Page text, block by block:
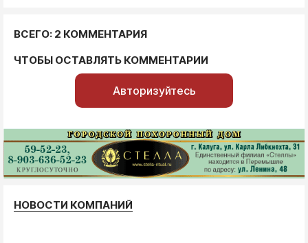
ВСЕГО: 2 КОММЕНТАРИЯ
ЧТОБЫ ОСТАВЛЯТЬ КОММЕНТАРИИ
Авторизуйтесь
НОВОСТИ КОМПАНИЙ